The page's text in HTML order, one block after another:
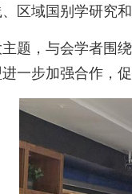
区域国别学研究
题，与会学者围
一步加强合作，促